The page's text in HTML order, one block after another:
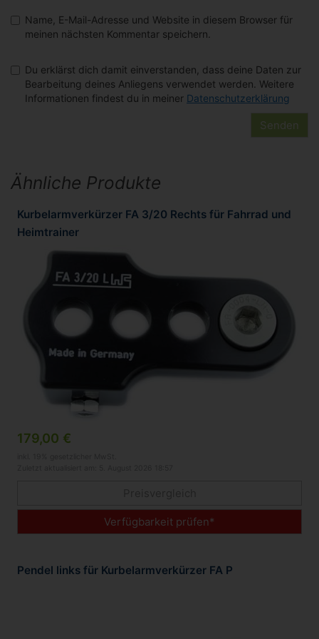
Name, E-Mail-Adresse und Website in diesem Browser für
meinen nächsten Kommentar speichern.
Du erklärst dich damit einverstanden, dass deine Daten zur
Bearbeitung deines Anliegens verwendet werden. Weitere
Informationen findest du in meiner Datenschutzerklärung
Ähnliche Produkte
Kurbelarmverkürzer FA 3/20 Rechts für Fahrrad und
Heimtrainer
179,00 €
Verfügbarkeit prüfen*
Pendel links für Kurbelarmverkürzer FA P